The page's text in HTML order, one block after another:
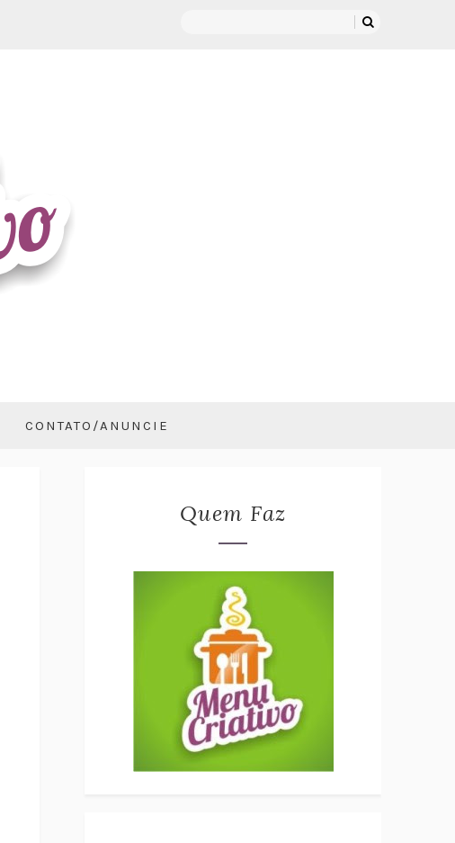
CONTATO/ANUNCIE
Quem Faz